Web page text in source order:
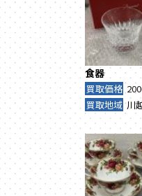
食器
買取価格
買取地域 川